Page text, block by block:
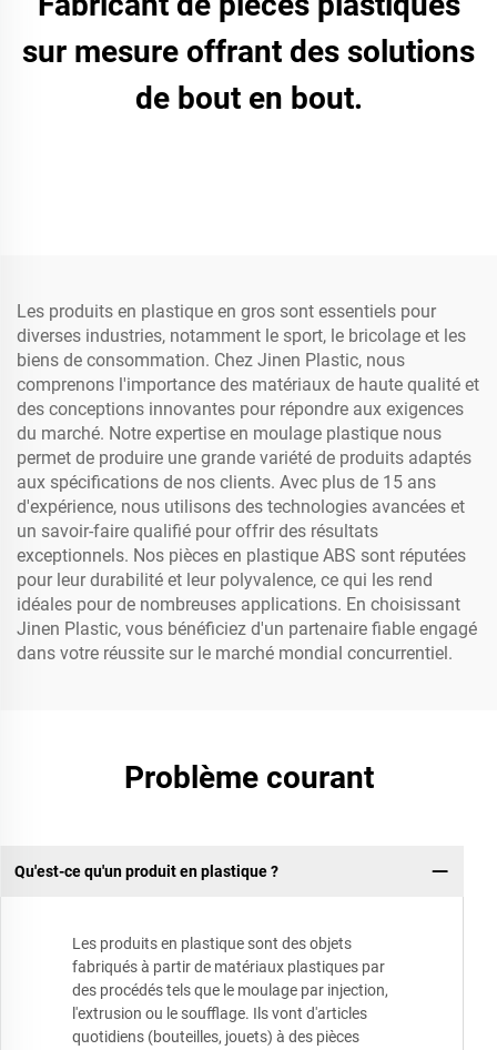
sur mesure offrant des solutions
de bout en bout.
Les produits en plastique en gros sont essentiels pour
diverses industries, notamment le sport, le bricolage et les
biens de consommation. Chez Jinen Plastic, nous
comprenons l'importance des matériaux de haute qualité et
des conceptions innovantes pour répondre aux exigences
du marché. Notre expertise en moulage plastique nous
permet de produire une grande variété de produits adaptés
aux spécifications de nos clients. Avec plus de 15 ans
d'expérience, nous utilisons des technologies avancées et
un savoir-faire qualifié pour offrir des résultats
exceptionnels. Nos pièces en plastique ABS sont réputées
pour leur durabilité et leur polyvalence, ce qui les rend
idéales pour de nombreuses applications. En choisissant
Jinen Plastic, vous bénéficiez d'un partenaire fiable engagé
dans votre réussite sur le marché mondial concurrentiel.
Problème courant
Qu'est-ce qu'un produit en plastique ?
Les produits en plastique sont des objets
fabriqués à partir de matériaux plastiques par
des procédés tels que le moulage par injection,
l'extrusion ou le soufflage. Ils vont d'articles
quotidiens (bouteilles, jouets) à des pièces